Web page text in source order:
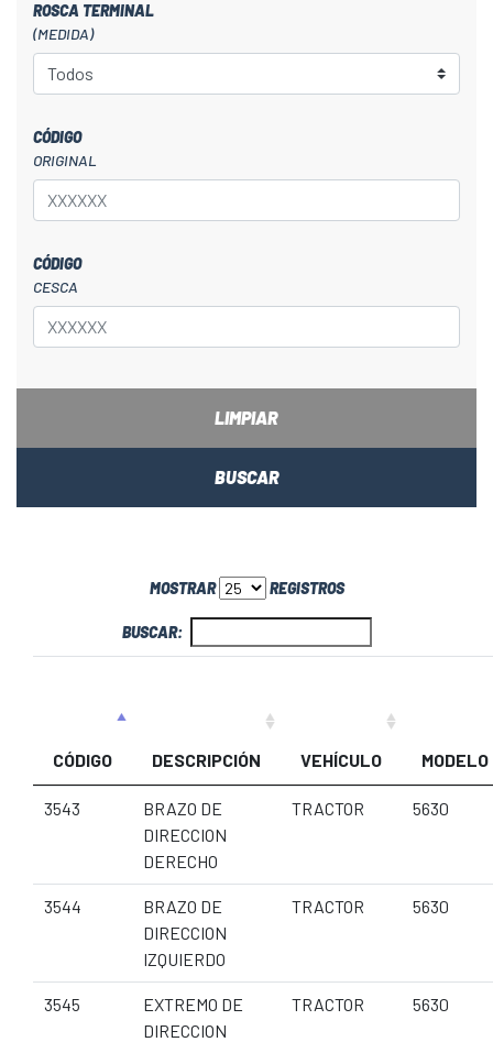
ROSCA TERMINAL
(MEDIDA)
CÓDIGO
ORIGINAL
CÓDIGO
CESCA
LIMPIAR
BUSCAR
MOSTRAR REGISTROS
BUSCAR:
CÓDIGO DESCRIPCIÓN VEHÍCULO MODELO
3543
BRAZO DE
DIRECCION
DERECHO
TRACTOR 5630
3544
BRAZO DE
DIRECCION
IZQUIERDO
TRACTOR 5630
3545
EXTREMO DE
DIRECCION
TRACTOR 5630